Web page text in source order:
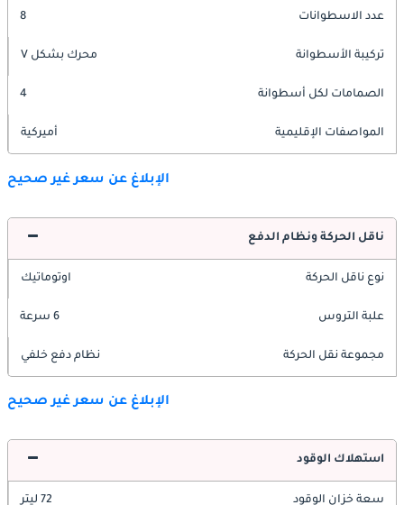
عدد الاسطوانات 8
تركيبة الأسطوانة محرك بشكل V
الصمامات لكل أسطوانة 4
المواصفات الإقليمية أميركية
الإبلاغ عن سعر غير صحيح
ناقل الحركة ونظام الدفع
نوع ناقل الحركة اوتوماتيك
علبة التروس 6 سرعة
مجموعة نقل الحركة نظام دفع خلفي
الإبلاغ عن سعر غير صحيح
استهلاك الوقود
سعة خزان الوقود 72 ليتر